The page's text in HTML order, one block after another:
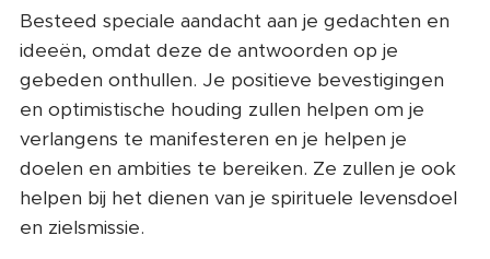
Besteed speciale aandacht aan je gedachten en
ideeën, omdat deze de antwoorden op je
gebeden onthullen. Je positieve bevestigingen
en optimistische houding zullen helpen om je
verlangens te manifesteren en je helpen je
doelen en ambities te bereiken. Ze zullen je ook
helpen bij het dienen van je spirituele levensdoel
en zielsmissie.